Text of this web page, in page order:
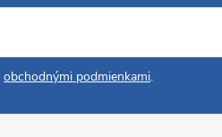
obchodnými podmienkami.